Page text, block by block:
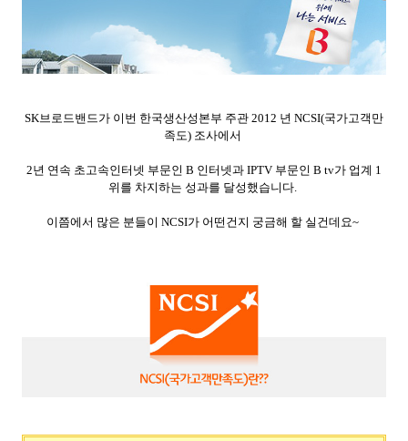
SK브로드밴드가 이번 한국생산성본부 주관 2012 년 NCSI(국가고객만
족도) 조사에서
2년 연속 초고속인터넷 부문인 B 인터넷과 IPTV 부문인 B tv가 업계 1
위를 차지하는 성과를 달성했습니다.
이쯤에서 많은 분들이 NCSI가 어떤건지 궁금해 할 실건데요~